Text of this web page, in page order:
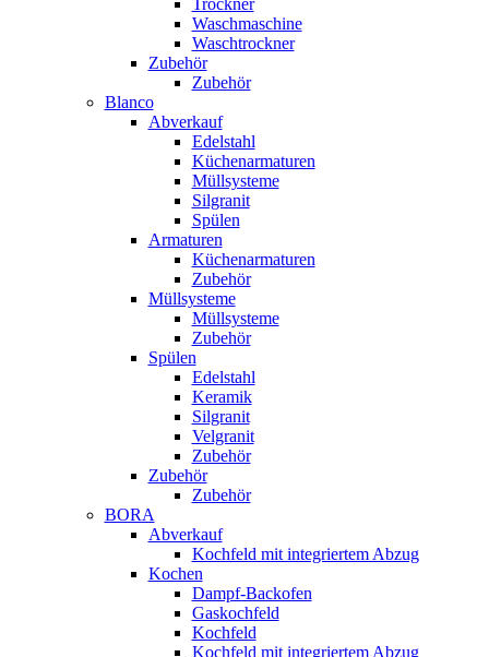
Trockner
Waschmaschine
Waschtrockner
Zubehör
Zubehör
Blanco
Abverkauf
Edelstahl
Küchenarmaturen
Müllsysteme
Silgranit
Spülen
Armaturen
Küchenarmaturen
Zubehör
Müllsysteme
Müllsysteme
Zubehör
Spülen
Edelstahl
Keramik
Silgranit
Velgranit
Zubehör
Zubehör
Zubehör
BORA
Abverkauf
Kochfeld mit integriertem Abzug
Kochen
Dampf-Backofen
Gaskochfeld
Kochfeld
Kochfeld mit integriertem Abzug